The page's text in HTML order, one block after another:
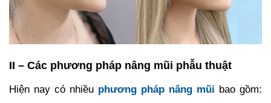
II – Các phương pháp nâng mũi phẫu thuật
Hiện nay có nhiều phương pháp nâng mũi bao gồm: